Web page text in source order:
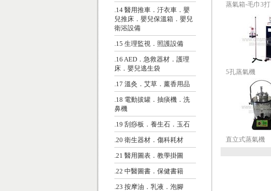
.14 醫用推車．汙衣車．嬰
兒推床．嬰兒保溫箱．嬰兒
衛浴設備
.15 生理監視．照護設備
.16 AED．急救器材．護理
床．嬰兒逃生袋
.17 溫灸．艾草．薰香用品
.18 電動拔罐．抽痰機．洗
鼻機
.19 刮痧板．養生石．玉石
.20 衛生器材．傷科耗材
.21 醫用圖表．教學掛圖
.22 中醫圖書．保健書籍
.23 按摩油．乳液．泡腳
蒸氣箱-毛巾3打
5孔蒸氣機
直立式蒸氣機